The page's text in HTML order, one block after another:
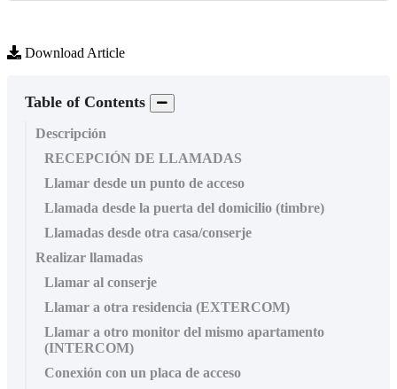
Download Article
Table of Contents
Descripción
RECEPCIÓN DE LLAMADAS
Llamar desde un punto de acceso
Llamada desde la puerta del domicilio (timbre)
Llamadas desde otra casa/conserje
Realizar llamadas
Llamar al conserje
Llamar a otra residencia (EXTERCOM)
Llamar a otro monitor del mismo apartamento
(INTERCOM)
Conexión con un placa de acceso